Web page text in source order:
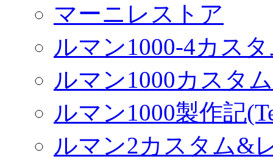
マーニレストア
ルマン1000-4カス
ルマン1000カスタ
ルマン1000製作記
ルマン2カスタム&